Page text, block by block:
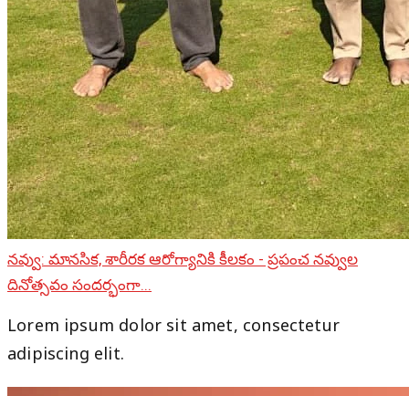
నవ్వు: మానసిక, శారీరక ఆరోగ్యానికి కీలకం - ప్రపంచ నవ్వుల
దినోత్సవం సందర్భంగా...
Lorem ipsum dolor sit amet, consectetur
adipiscing elit.